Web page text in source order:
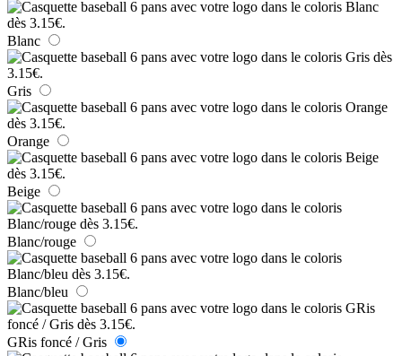
Blanc
Gris
Orange
Beige
Blanc/rouge
Blanc/bleu
GRis foncé / Gris